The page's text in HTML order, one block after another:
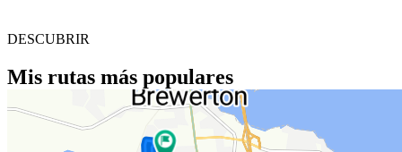
DESCUBRIR
Mis rutas más populares